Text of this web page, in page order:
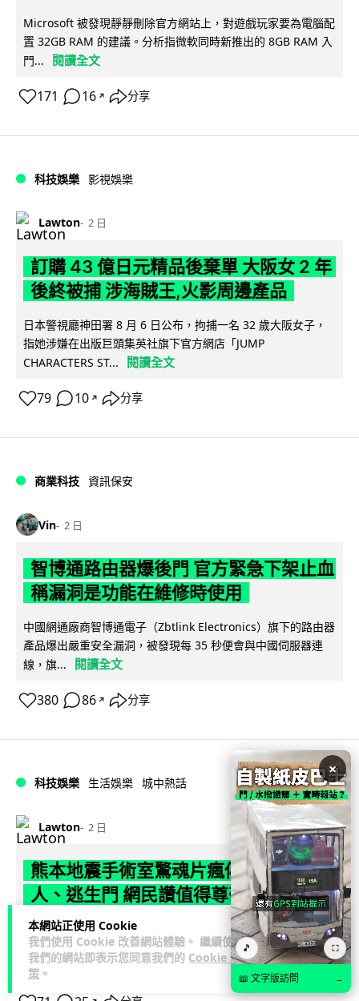
本網站正使用 Cookie
我們使用 Cookie 改善網站體驗。 繼續使用
我們的網站即表示您同意我們的 Cookie 政
策 。
Microsoft 被發現靜靜刪除官方網站上，對遊戲玩家要為電腦配
置 32GB RAM 的建議。分析指微軟同時新推出的 8GB RAM 入
門...
閱讀全文
171 16 ↗ 分享
科技娛樂 影視娛樂
Lawton 2 日
訂購 43 億日元精品後棄單 大阪女 2 年
後終被捕 涉海賊王,火影周邊產品
日本警視廳神田署 8 月 6 日公布，拘捕一名 32 歲大阪女子，
指她涉嫌在出版巨頭集英社旗下官方網店「JUMP
CHARACTERS ST...
閱讀全文
79 10 ↗ 分享
商業科技 資訊保安
Vin 2 日
智博通路由器爆後門 官方緊急下架止血
稱漏洞是功能在維修時使用
中國網通廠商智博通電子（Zbtlink Electronics）旗下的路由器
產品爆出嚴重安全漏洞，被發現每 35 秒便會與中國伺服器連
線，旗...
閱讀全文
380 86 ↗ 分享
科技娛樂 生活娛樂 城中熱話
Lawton 2 日
熊本地震手術室驚魂片瘋傳 醫護保護病
人、逃生門 網民讚值得尊敬
熊本縣 7 月 28 日發生 7.1 級地震，熊本綜合醫院手術室鏡頭拍
下地震一刻，醫護人員臨危不亂保護病人，更馬上開逃生門確
保出口流通。片段... 閱讀全文
×
🎵 ⛶
📖 文字版訪問 →